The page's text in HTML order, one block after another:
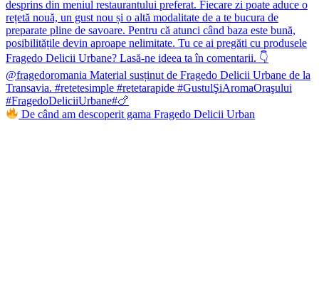
De când am descoperit gama Fragedo Delicii Urban